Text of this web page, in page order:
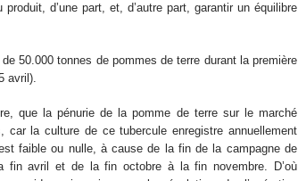
d’une part, et, d’autre part, garantir un équilibre
50.000 tonnes de pommes de terre durant la première
avril).
que la pénurie de la pomme de terre sur le marché
car la culture de ce tubercule enregistre annuellement
faible ou nulle, à cause de la fin de la campagne de
fin avril et de la fin octobre à la fin novembre. D’où